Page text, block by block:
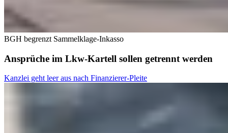
BGH begrenzt Sammelklage-Inkasso
Ansprüche im Lkw-Kartell sollen getrennt werden
Kanzlei geht leer aus nach Finanzierer-Pleite